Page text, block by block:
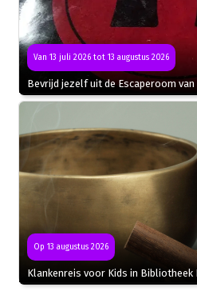
Van 13 juli 2026 tot 13 augustus 2026
Bevrijd jezelf uit de Escaperoom
Op 13 augustus 2026
Klankenreis voor Kids in